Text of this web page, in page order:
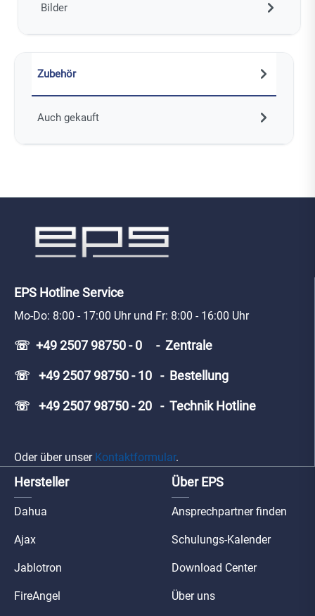
Bilder
Zubehör
Auch gekauft
EPS Hotline Service
Mo-Do: 8:00 - 17:00 Uhr und Fr: 8:00 - 16:00 Uhr
☏ +49 2507 98750 - 0 - Zentrale
☏ +49 2507 98750 - 10 - Bestellung
☏ +49 2507 98750 - 20 - Technik Hotline
Oder über unser Kontaktformular.
Hersteller
Dahua
Ajax
Jablotron
FireAngel
Über EPS
Ansprechpartner finden
Schulungs-Kalender
Download Center
Über uns